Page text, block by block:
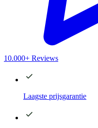
10.000+ Reviews
Laagste prijsgarantie